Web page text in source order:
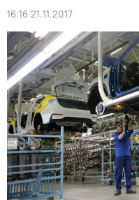
16:16 21.11.2017